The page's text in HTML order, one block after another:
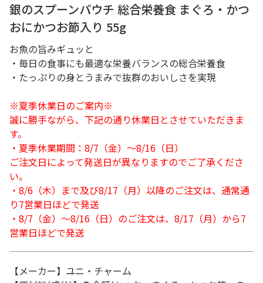
銀のスプーンパウチ 総合栄養食 まぐろ・かつ
おにかつお節入り 55g
お魚の旨みギュッと
・毎日の食事にも最適な栄養バランスの総合栄養食
・たっぷりの身とうまみで抜群のおいしさを実現
※夏季休業日のご案内※
誠に勝手ながら、下記の通り休業日とさせていただきま
す。
・夏季休業期間：8/7（金）～8/16（日）
ご注文日によって発送日が異なりますのでご了承くださ
い。
・8/6（木）まで及び8/17（月）以降のご注文は、通常通
り7営業日ほどで発送
・8/7（金）～8/16（日）のご注文は、8/17（月）から7
営業日ほどで発送
【メーカー】ユニ・チャーム